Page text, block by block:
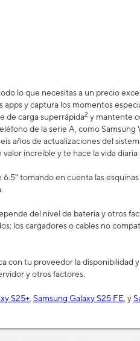
lo que necesitas a un precio
y captura los momentos
de carga superrápida2 y mantente
de la serie A, como Samsung
años de actualizaciones del
increíble y te hace la vida diaria
tomando en cuenta las
del nivel de batería y otros
los cargadores o cables no
tu proveedor la disponibilidad
y otros factores.
S25+ Samsung Galaxy S25 FE , y